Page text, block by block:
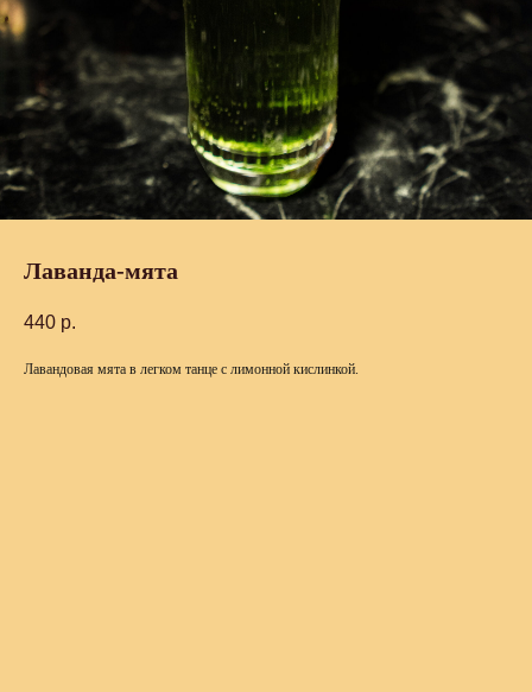
Лаванда-мята
440 р.
Лавандовая мята в легком танце с лимонной кислинкой.